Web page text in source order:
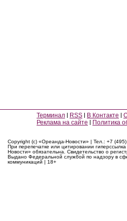
Терминал RSS В Контакте
Реклама на сайте
Политика
Copyright (c) «Ореанда-Новости» | Тел.: +7
При перепечатке или цитировании
Новости» обязательна. Свидетельство о
Выдано Федеральной службой по надзору в
коммуникаций | 18+